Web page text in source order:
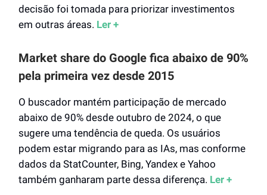
decisão foi tomada para priorizar investimentos
em outras áreas. Ler +
Market share do Google fica abaixo de 90%
pela primeira vez desde 2015
O buscador mantém participação de mercado
abaixo de 90% desde outubro de 2024, o que
sugere uma tendência de queda. Os usuários
podem estar migrando para as IAs, mas conforme
dados da StatCounter, Bing, Yandex e Yahoo
também ganharam parte dessa diferença. Ler +